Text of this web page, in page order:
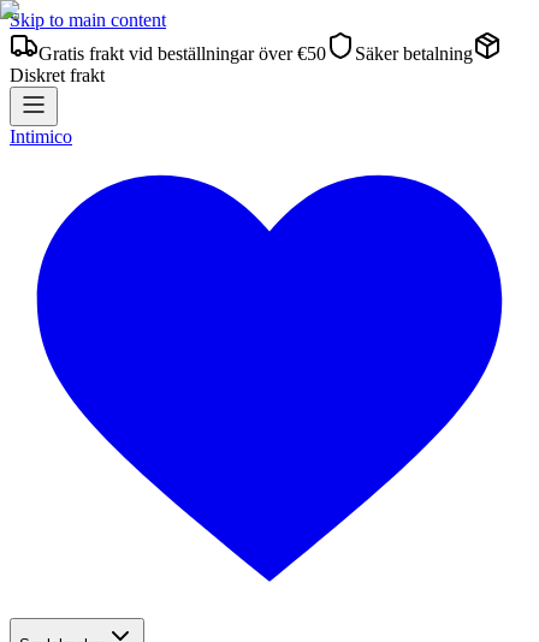
Skip to main content
Gratis frakt vid beställningar över €50
Säker betalning
Diskret frakt
Intimico